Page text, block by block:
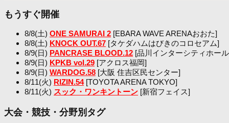
もうすぐ開催
8/8(土) ONE SAMURAI 2 [EBARA WAVE ARENAおおた]
8/8(土) KNOCK OUT.67 [タケダハムはびきのコロセアム]
8/9(日) PANCRASE BLOOD.12 [品川インターシティホー
8/9(日) KPKB vol.29 [アクロス福岡]
8/9(日) WARDOG.58 [大阪 住吉区民センター]
8/11(火) RIZIN.54[TOYOTA ARENA TOKYO]
8/11(火) スック・ワンキントーン [新宿フェイス]
大会・競技・分野別タグ